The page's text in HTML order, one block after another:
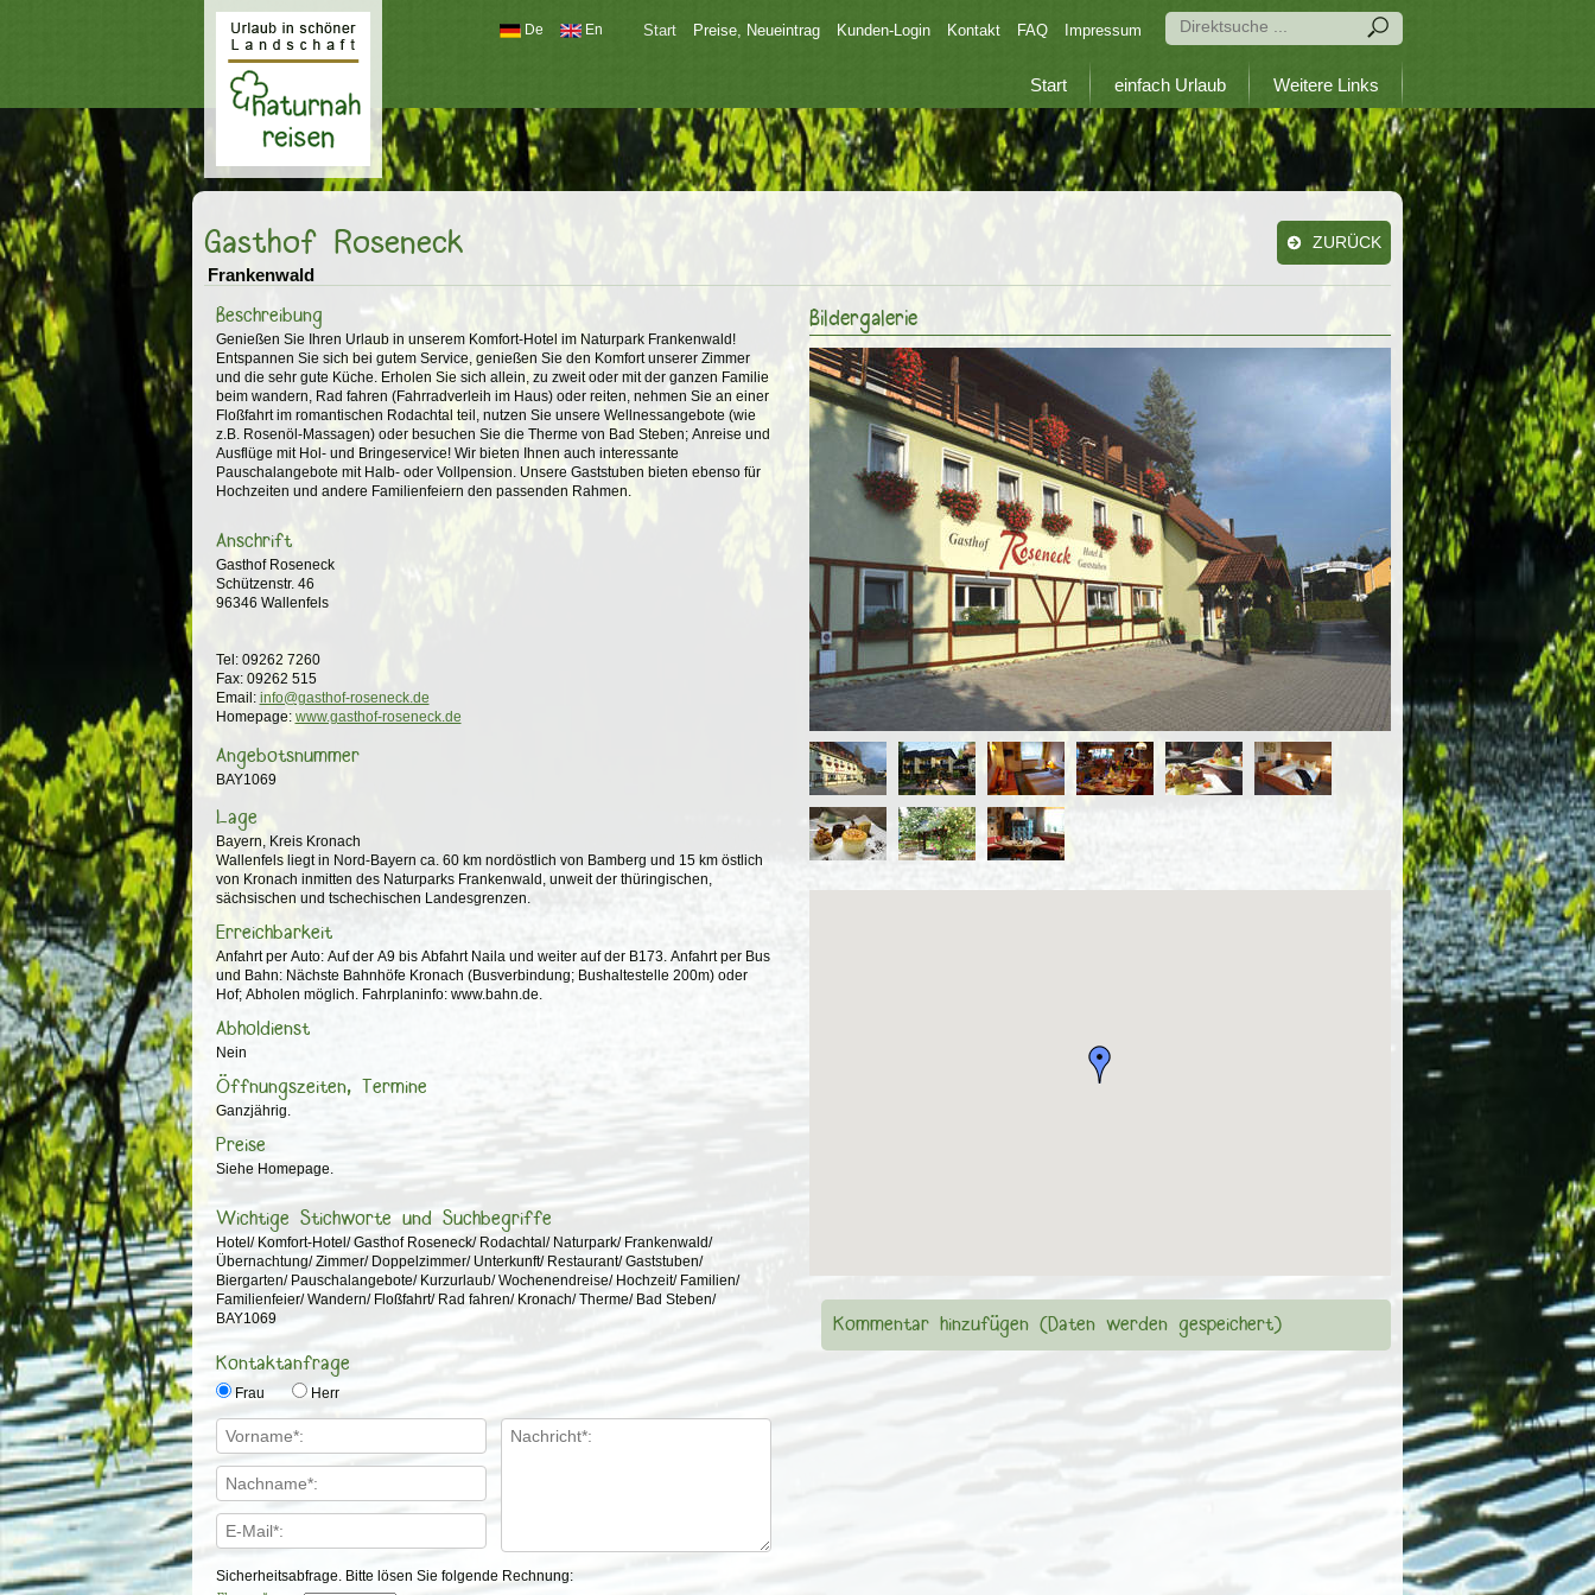
Naturnah reisen
Start Preise, Neueintrag Kunden-Login Kontakt FAQ Impressum
De En
Start einfach Urlaub Weitere Links
ZURÜCK
Gasthof Roseneck
Frankenwald
Beschreibung
Genießen Sie Ihren Urlaub in unserem Komfort-Hotel im Naturpark Frankenwald!
Entspannen Sie sich bei gutem Service, genießen Sie den Komfort unserer Zimmer
und die sehr gute Küche. Erholen Sie sich allein, zu zweit oder mit der ganzen Familie
beim wandern, Rad fahren (Fahrradverleih im Haus) oder reiten, nehmen Sie an einer
Floßfahrt im romantischen Rodachtal teil, nutzen Sie unsere Wellnessangebote (wie
z.B. Rosenöl-Massagen) oder besuchen Sie die Therme von Bad Steben; Anreise und
Ausflüge mit Hol- und Bringeservice! Wir bieten Ihnen auch interessante
Pauschalangebote mit Halb- oder Vollpension. Unsere Gaststuben bieten ebenso für
Hochzeiten und andere Familienfeiern den passenden Rahmen.
Anschrift
Gasthof Roseneck
Schützenstr. 46
96346 Wallenfels
Tel: 09262 7260
Fax: 09262 515
Email: info@gasthof-roseneck.de
Homepage: www.gasthof-roseneck.de
Angebotsnummer
BAY1069
Lage
Bayern, Kreis Kronach
Wallenfels liegt in Nord-Bayern ca. 60 km nordöstlich von Bamberg und 15 km östlich
von Kronach inmitten des Naturparks Frankenwald, unweit der thüringischen,
sächsischen und tschechischen Landesgrenzen.
Erreichbarkeit
Anfahrt per Auto: Auf der A9 bis Abfahrt Naila und weiter auf der B173. Anfahrt per Bus
und Bahn: Nächste Bahnhöfe Kronach (Busverbindung; Bushaltestelle 200m) oder
Hof; Abholen möglich. Fahrplaninfo: www.bahn.de.
Abholdienst
Nein
Öffnungszeiten, Termine
Ganzjährig.
Preise
Siehe Homepage.
Wichtige Stichworte und Suchbegriffe
Hotel/ Komfort-Hotel/ Gasthof Roseneck/ Rodachtal/ Naturpark/ Frankenwald/
Übernachtung/ Zimmer/ Doppelzimmer/ Unterkunft/ Restaurant/ Gaststuben/
Biergarten/ Pauschalangebote/ Kurzurlaub/ Wochenendreise/ Hochzeit/ Familien/
Familienfeier/ Wandern/ Floßfahrt/ Rad fahren/ Kronach/ Therme/ Bad Steben/
BAY1069
Kontaktanfrage
Frau Herr
Sicherheitsabfrage. Bitte lösen Sie folgende Rechnung:
Bildergalerie
Kommentar hinzufügen (Daten werden gespeichert)